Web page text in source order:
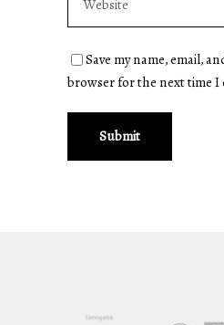
Save my name, email,
browser for the next time I
Submit